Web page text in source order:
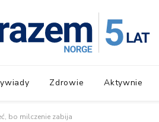
Zdrowie Aktywnie
bo milczenie zabija